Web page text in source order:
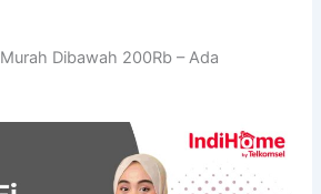
Dibawah 200Rb – Ada